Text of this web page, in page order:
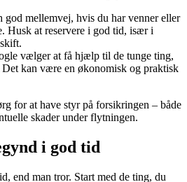
god mellemvej, hvis du har venner eller
Husk at reservere i god tid, især i
vælger at få hjælp til de tunge ting,
Det kan være en økonomisk og praktisk
for at have styr på forsikringen – både
skader under flytningen.
i god tid
end man tror. Start med de ting, du